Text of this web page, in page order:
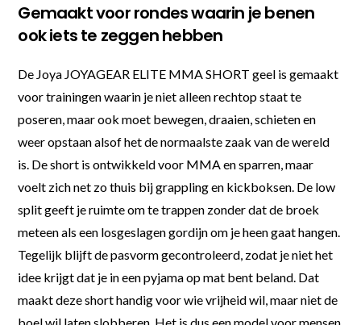
Gemaakt voor rondes waarin je benen
ook iets te zeggen hebben
De Joya JOYAGEAR ELITE MMA SHORT geel is gemaakt
voor trainingen waarin je niet alleen rechtop staat te
poseren, maar ook moet bewegen, draaien, schieten en
weer opstaan alsof het de normaalste zaak van de wereld
is. De short is ontwikkeld voor MMA en sparren, maar
voelt zich net zo thuis bij grappling en kickboksen. De low
split geeft je ruimte om te trappen zonder dat de broek
meteen als een losgeslagen gordijn om je heen gaat hangen.
Tegelijk blijft de pasvorm gecontroleerd, zodat je niet het
idee krijgt dat je in een pyjama op mat bent beland. Dat
maakt deze short handig voor wie vrijheid wil, maar niet de